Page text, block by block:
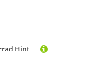
Fahrrad DäMpfer Fahrrad Hinten Air Stoßdämpfer Elektrische Roller Mountainbike Öl Frühling(190 mm 1000 LBS)